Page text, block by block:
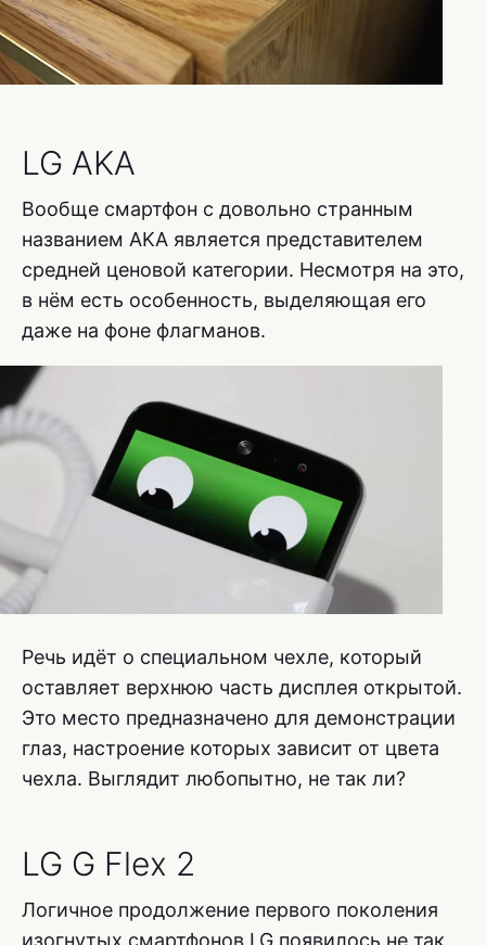
LG AKA
Вообще смартфон с довольно странным
названием AKA является представителем
средней ценовой категории. Несмотря на это,
в нём есть особенность, выделяющая его
даже на фоне флагманов.
Речь идёт о специальном чехле, который
оставляет верхнюю часть дисплея открытой.
Это место предназначено для демонстрации
глаз, настроение которых зависит от цвета
чехла. Выглядит любопытно, не так ли?
LG G Flex 2
Логичное продолжение первого поколения